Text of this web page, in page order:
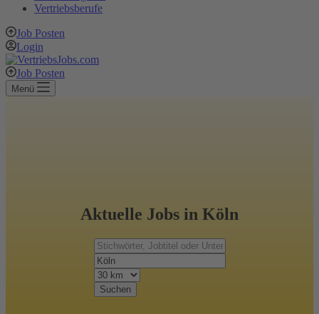
Vertriebsberufe
Job Posten
Login
Job Posten
Menü
Aktuelle Jobs in Köln
Suchen